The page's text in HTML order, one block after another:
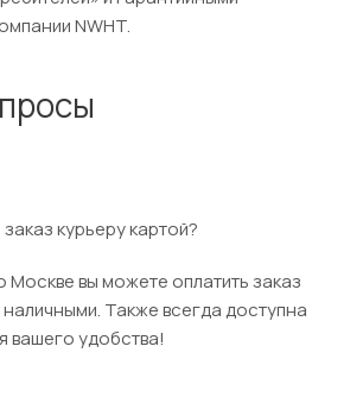
NWHT.
курьеру картой?
Москве вы можете оплатить заказ
наличными. Также всегда доступна
вашего удобства!